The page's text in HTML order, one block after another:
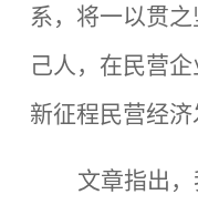
系，将一以贯
己人，在民营
新征程民营经
文章指出